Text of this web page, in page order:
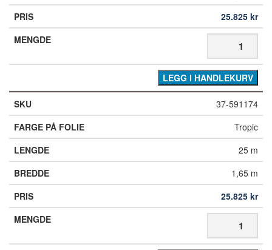
25.825 kr
LEGG I HANDLEKURV
37-591174
Tropic
25 m
1,65 m
25.825 kr